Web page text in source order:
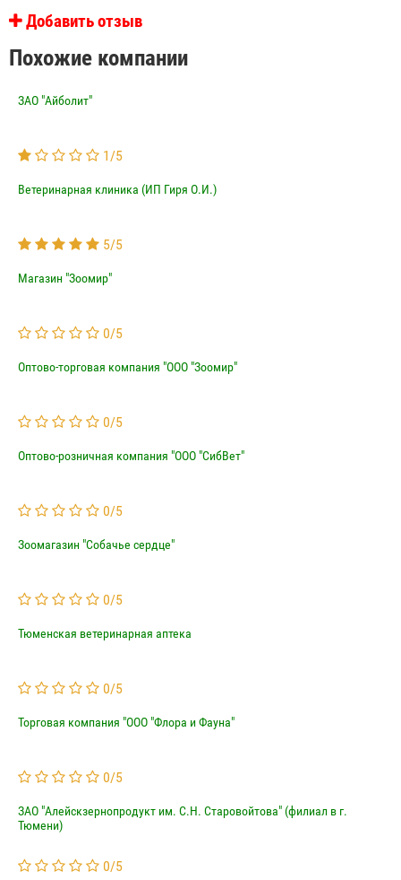
Добавить отзыв
Похожие компании
ЗАО "Айболит"
1/5
Ветеринарная клиника (ИП Гиря О.И.)
5/5
Магазин "Зоомир"
0/5
Оптово-торговая компания "ООО "Зоомир"
0/5
Оптово-розничная компания "ООО "СибВет"
0/5
Зоомагазин "Собачье сердце"
0/5
Тюменская ветеринарная аптека
0/5
Торговая компания "ООО "Флора и Фауна"
0/5
ЗАО "Алейскзернопродукт им. С.Н. Старовойтова" (филиал в г.
Тюмени)
0/5